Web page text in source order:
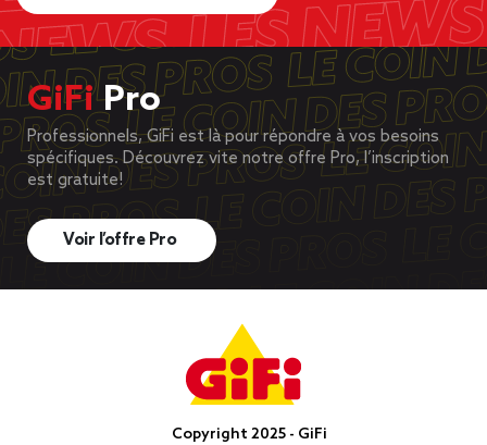
GiFiPro
Professionnels, GiFi est là pour répondre à vos besoins
spécifiques. Découvrez vite notre offre Pro, l’inscription
est gratuite!
Voir l’offre Pro
Copyright 2025 - GiFi